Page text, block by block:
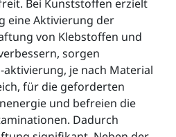
Bei Kunststoffen erzielt
eine Aktivierung der
von Klebstoffen und
sorgen
je nach Material
für die geforderten
und befreien die
Dadurch